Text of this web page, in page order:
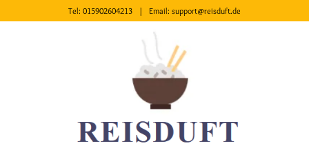
Tel: 015902604213 | Email: support@reisduft.de